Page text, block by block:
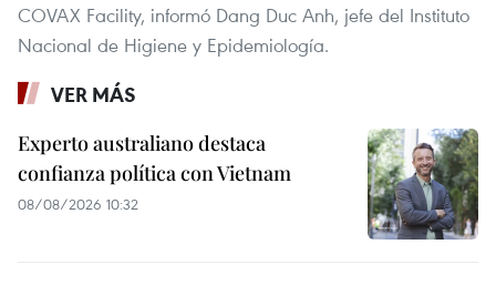
COVAX Facility, informó Dang Duc Anh, jefe del Instituto
Nacional de Higiene y Epidemiología.
VER MÁS
Experto australiano destaca
confianza política con Vietnam
08/08/2026 10:32